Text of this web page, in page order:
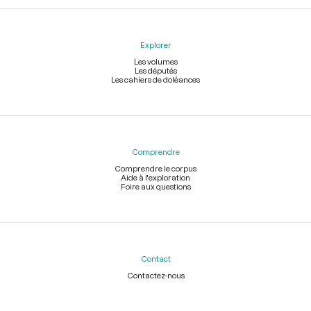
Explorer
Les volumes
Les députés
Les cahiers de doléances
Comprendre
Comprendre le corpus
Aide à l'exploration
Foire aux questions
Contact
Contactez-nous